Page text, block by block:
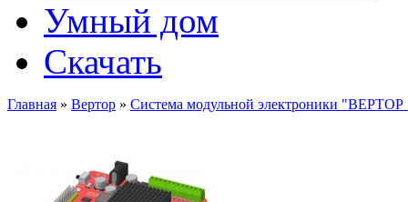
Умный дом
Скачать
Главная » Вертор » Система модульной электроники "ВЕРТОР